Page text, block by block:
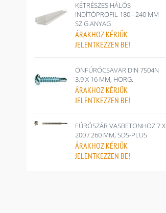
KÉTRÉSZES HÁLÓS
INDÍTÓPROFIL 180 - 240 MM
SZIG.ANYAG
ÁRAKHOZ KÉRJÜK
JELENTKEZZEN BE!
ÖNFÚRÓCSAVAR DIN 7504N
3,9 X 16 MM, HORG.
ÁRAKHOZ KÉRJÜK
JELENTKEZZEN BE!
FÚRÓSZÁR VASBETONHOZ 7 X
200 / 260 MM, SDS-PLUS
ÁRAKHOZ KÉRJÜK
JELENTKEZZEN BE!